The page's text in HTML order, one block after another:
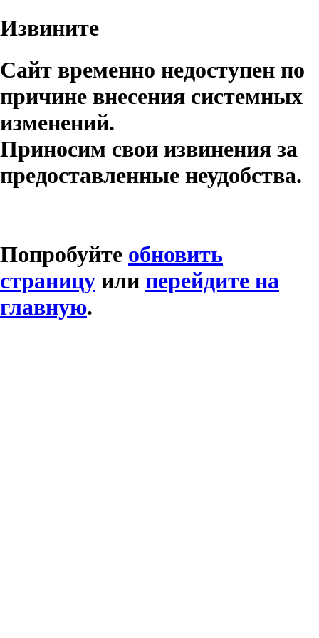
Извините
Сайт временно недоступен по
причине внесения системных
изменений.
Приносим свои извинения за
предоставленные неудобства.
Попробуйте обновить
страницу или перейдите на
главную.